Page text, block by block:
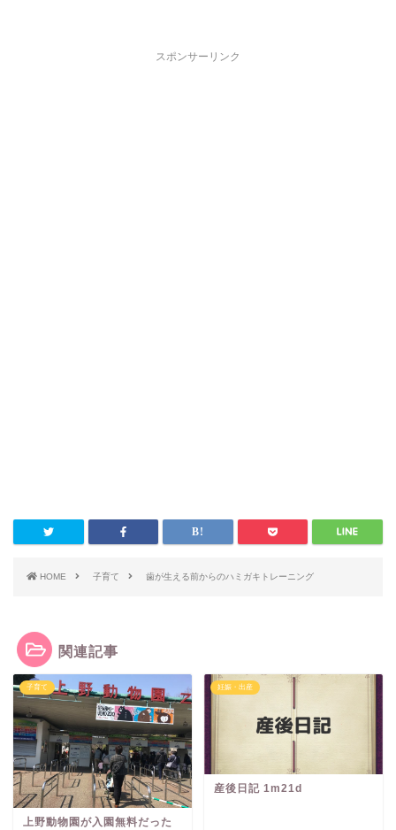
スポンサーリンク
HOME 子育て 歯が生える前からのハミガキトレーニング
関連記事
子育て
上野動物園が入園無料だった
妊娠・出産
産後日記 1m21d